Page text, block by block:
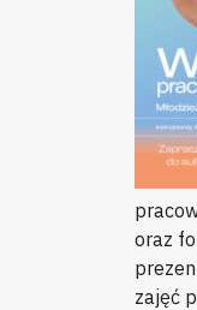
oraz
zajęć